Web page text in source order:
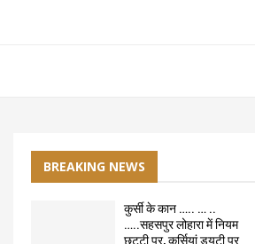
BREAKING NEWS
कुर्सी के कान ….. … ..
…..सहसपुर लोहारा में नियम
छुट्टी पर, कुर्सियां ड्यूटी पर